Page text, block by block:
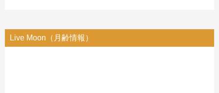
Live Moon（月齢情報）